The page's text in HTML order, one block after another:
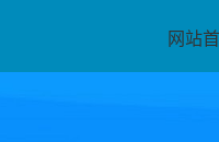
网站